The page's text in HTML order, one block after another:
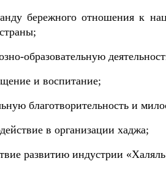
бережного отношения к
образовательную
и воспитание;
благотворительность и
в организации хаджа;
развитию индустрии